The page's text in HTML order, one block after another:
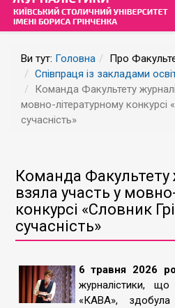
Ви тут: Головна
Про
Співпраця із закладами
Команда Факультету
мовно-літературному конкурсі
сучасність»
Команда Факультету
взяла участь у
конкурсі «Словник
сучасність»
6 травня 2026
журналістики,
«КАВА», здобула